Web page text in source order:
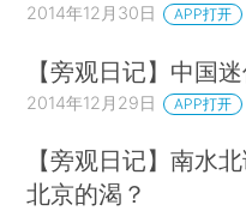
2014年12月30日 APP打开
【旁观日记】中国
2014年12月29日 APP打开
【旁观日记】南水
北京的渴？